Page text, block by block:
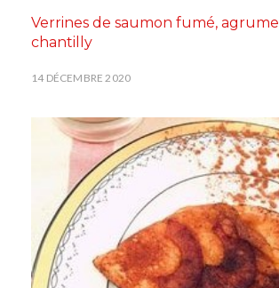
Verrines de saumon fumé,
chantilly
14 DÉCEMBRE 2020